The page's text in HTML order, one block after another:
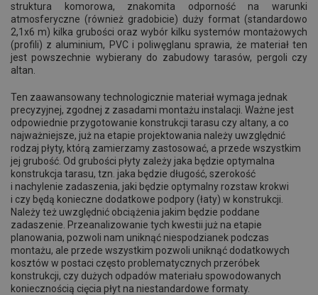
struktura komorowa, znakomita odporność na warunki
atmosferyczne (również gradobicie) duży format (standardowo
2,1x6 m) kilka grubości oraz wybór kilku systemów montażowych
(profili) z aluminium, PVC i poliwęglanu sprawia, że materiał ten
jest powszechnie wybierany do zabudowy tarasów, pergoli czy
altan.
Ten zaawansowany technologicznie materiał wymaga jednak
precyzyjnej, zgodnej z zasadami montażu instalacji. Ważne jest
odpowiednie przygotowanie konstrukcji tarasu czy altany, a co
najważniejsze, już na etapie projektowania należy uwzględnić
rodzaj płyty, którą zamierzamy zastosować, a przede wszystkim
jej grubość. Od grubości płyty zależy jaka będzie optymalna
konstrukcja tarasu, tzn. jaka będzie długość, szerokość
i nachylenie zadaszenia, jaki będzie optymalny rozstaw krokwi
i czy będą konieczne dodatkowe podpory (łaty) w konstrukcji.
Należy też uwzględnić obciążenia jakim będzie poddane
zadaszenie. Przeanalizowanie tych kwestii już na etapie
planowania, pozwoli nam uniknąć niespodzianek podczas
montażu, ale przede wszystkim pozwoli uniknąć dodatkowych
kosztów w postaci często problematycznych przeróbek
konstrukcji, czy dużych odpadów materiału spowodowanych
koniecznością cięcia płyt na niestandardowe formaty.